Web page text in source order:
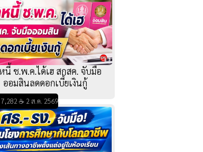
นี้ ช.พ.ค.ได้เฮ สกสค. จับมือ
ออมสินลดดอกเบี้ยเงินกู้
☕ 2 ส.ค. 2569